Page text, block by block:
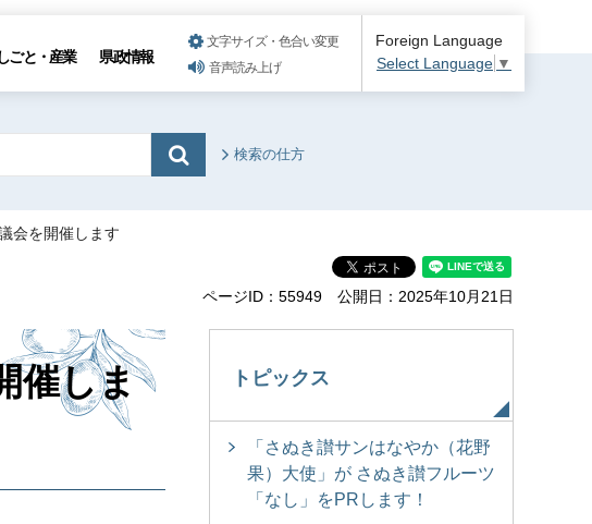
しごと・産業 県政情報
文字サイズ・色合い変更
音声読み上げ
Foreign Language
Select Language ▼
検索の仕方
会を開催します
ページID：55949 公開日：2025年10月21日
催しま
トピックス
「さぬき讃サンはなやか（花野
果）大使」が さぬき讃フルーツ
「なし」をPRします！